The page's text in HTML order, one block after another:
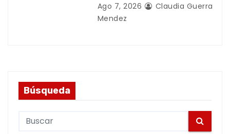
Ago 7, 2026
Claudia Guerra
Mendez
Búsqueda